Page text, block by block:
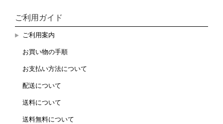
ご利用ガイド
ご利用案内
お買い物の手順
お支払い方法について
配送について
送料について
送料無料について